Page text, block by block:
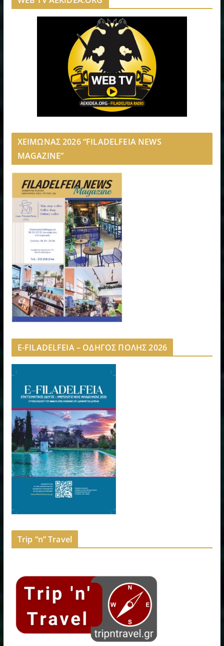
ΧΕΙΜΩΝΑΣ 2026 “FILADELFEIA NEWS
MAGAZINE”
E-FILADELFEIA – ΟΔΗΓΟΣ ΠΟΛΗΣ 2026
Trip “n” Travel